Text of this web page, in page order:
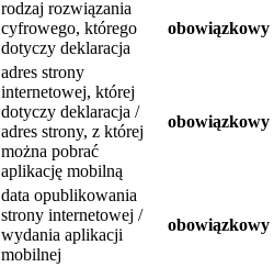
rodzaj rozwiązania
cyfrowego, którego
dotyczy deklaracja
obowiązkowy
adres strony
internetowej, której
dotyczy deklaracja /
adres strony, z której
można pobrać
aplikację mobilną
obowiązkowy
data opublikowania
strony internetowej /
wydania aplikacji
mobilnej
obowiązkowy